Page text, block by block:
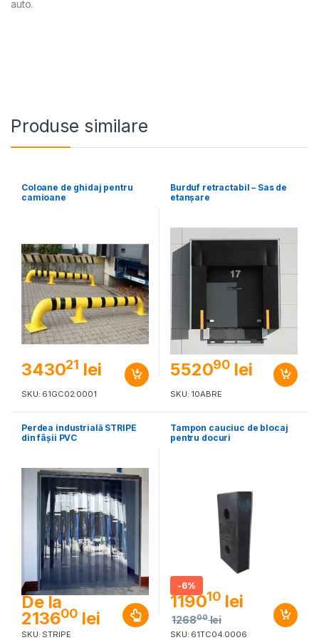
auto.
Produse similare
Coloane de ghidaj pentru
camioane
343021 lei
SKU: 61GC02.0001
Burduf retractabil – Sas de
etanșare
552090 lei
SKU: 10ABRE
Perdea industrială STRIPE
din fâșii PVC
De la
213600 lei
SKU: STRIPE
Tampon cauciuc de blocaj
pentru docuri
-6%
119010 lei
126800 lei
SKU: 61TC04.0006